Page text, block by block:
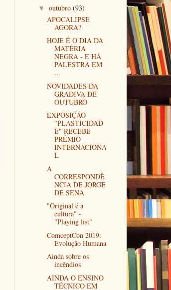
▼ outubro (93)
APOCALIPSE
AGORA?
HOJE É O DIA DA
MATÉRIA
NEGRA - E HÁ
PALESTRA EM
...
NOVIDADES DA
GRADIVA DE
OUTUBRO
EXPOSIÇÃO
"PLASTICIDAD
E" RECEBE
PRÉMIO
INTERNACIONA
L
A
CORRESPONDÊ
NCIA DE JORGE
DE SENA
"Original é a
cultura" -
"Playing list"
ComceptCon 2019:
Evolução Humana
Ainda sobre os
incêndios
AINDA O ENSINO
TÉCNICO EM